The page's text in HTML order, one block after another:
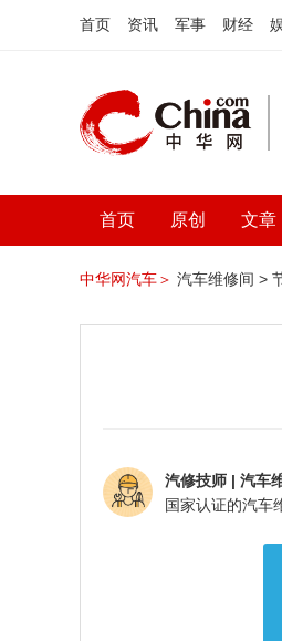
首页 资讯 军事 财经
首页 原创 文章
中华网汽车＞ 汽车维修间 >
汽修技师 | 汽车